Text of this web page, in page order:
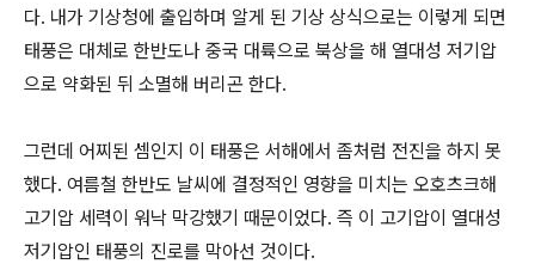
다. 내가 기상청에 출입하며 알게 된 기상 상식으로는 이렇게 되면
태풍은 대체로 한반도나 중국 대륙으로 북상을 해 열대성 저기압
으로 약화된 뒤 소멸해 버리곤 한다.
그런데 어찌된 셈인지 이 태풍은 서해에서 좀처럼 전진을 하지 못
했다. 여름철 한반도 날씨에 결정적인 영향을 미치는 오호츠크해
고기압 세력이 워낙 막강했기 때문이었다. 즉 이 고기압이 열대성
저기압인 태풍의 진로를 막아선 것이다.